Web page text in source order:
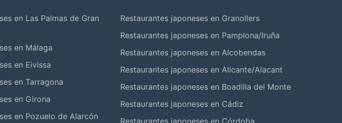
en Las Palmas de Gran
en Málaga
en Eivissa
en Tarragona
en Girona
en Pozuelo de Alarcón
Restaurantes japoneses en Granollers
Restaurantes japoneses en Pamplona/Iruña
Restaurantes japoneses en Alcobendas
Restaurantes japoneses en Alicante/Alacant
Restaurantes japoneses en Boadilla del Monte
Restaurantes japoneses en Cádiz
Restaurantes japoneses en Córdoba